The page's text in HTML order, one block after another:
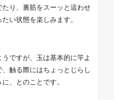
り、裏筋をスーッと這わせ
い状態を楽しみます。
ですが、玉は基本的に竿よ
触る際にはちょっとじらし
、とのことです。